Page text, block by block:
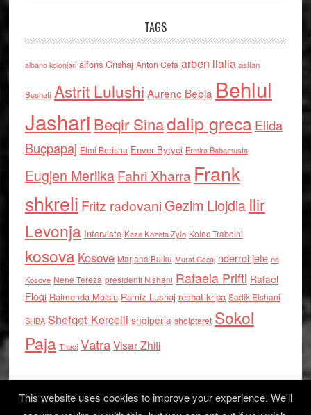
TAGS
albano kolonjari alfons Grishaj Anton Cefa arben llalla asllan
Bushati Astrit Lulushi Aurenc Bebja Behlul
Jashari Beqir Sinadalip grecaElida
Buçpapaj Elmi Berisha Enver Bytyci Ermira Babamusta
Eugjen MerlikaFahri Xharra Frank
shkreli Fritz radovaniGezim Llojdia Ilir
Levonja Interviste Keze Kozeta Zylo Kolec Traboini
kosova Kosove Marjana Bulku Murat Gecaj nderroi jete ne
Kosove Nene Tereza presidenti Nishani Rafaela Prifti Rafael
Floqi Raimonda Moisiu Ramiz Lushaj reshat kripa Sadik Elshani
SHBA Shefqet Kercelli shqiperia shqiptaret Sokol
Paja Thaci VatraVisar Zhiti
This website uses cookies to improve your experience. We'll